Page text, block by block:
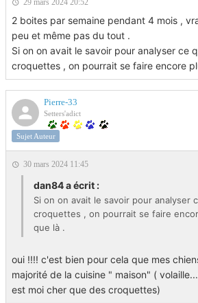
2 boites par semaine pendant 4 mois ,
peu et même pas du tout .
Si on on avait le savoir pour analyser ce
croquettes , on pourrait se faire encore
Pierre-33
Setters'adict
Sujet Auteur
30 mars 2024 11:45
dan84 a écrit :
Si on on avait le savoir pour analyser
croquettes , on pourrait se faire
que là .
oui !!!! c'est bien pour cela que mes
majorité de la cuisine " maison" (
est moi cher que des croquettes)